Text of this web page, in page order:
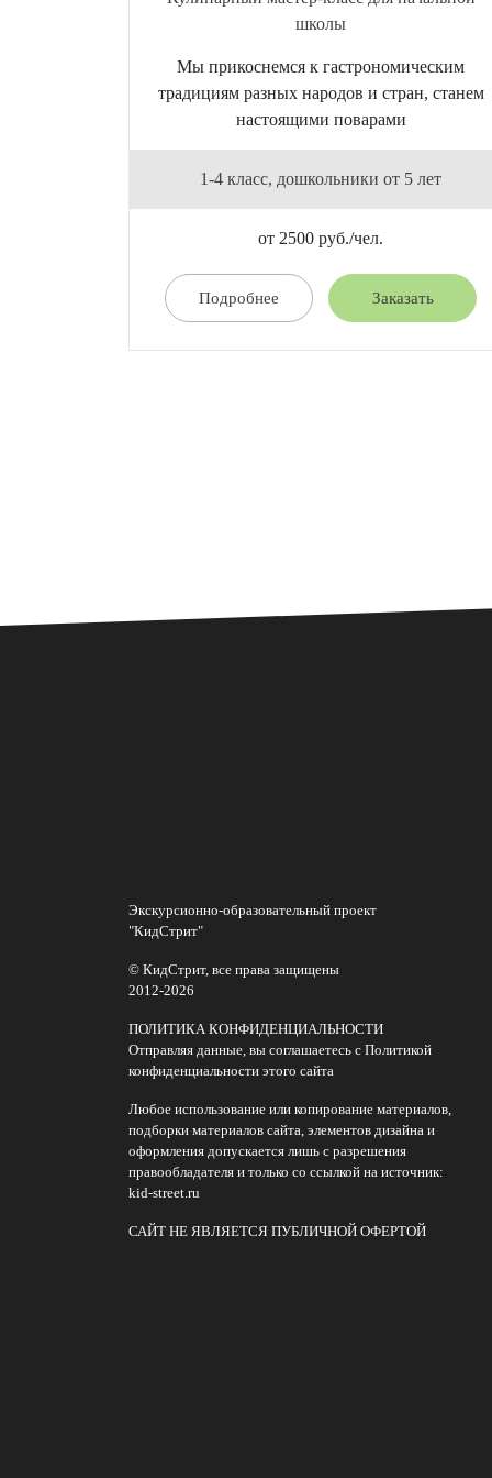
школы
Мы прикоснемся к гастрономическим
традициям разных народов и стран, станем
настоящими поварами
1-4 класс, дошкольники от 5 лет
от 2500 руб./чел.
Подробнее Заказать
Экскурсионно-образовательный проект
"КидСтрит"
© КидСтрит, все права защищены
2012-2026
ПОЛИТИКА КОНФИДЕНЦИАЛЬНОСТИ
Отправляя данные, вы соглашаетесь с Политикой
конфиденциальности этого сайта
Любое использование или копирование материалов,
подборки материалов сайта, элементов дизайна и
оформления допускается лишь с разрешения
правообладателя и только со ссылкой на источник:
kid-street.ru
САЙТ НЕ ЯВЛЯЕТСЯ ПУБЛИЧНОЙ ОФЕРТОЙ